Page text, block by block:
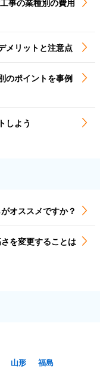
事の業種別の費用
メリットと注意点
のポイントを事例
しよう
オススメですか？
を変更することは
山形
福島